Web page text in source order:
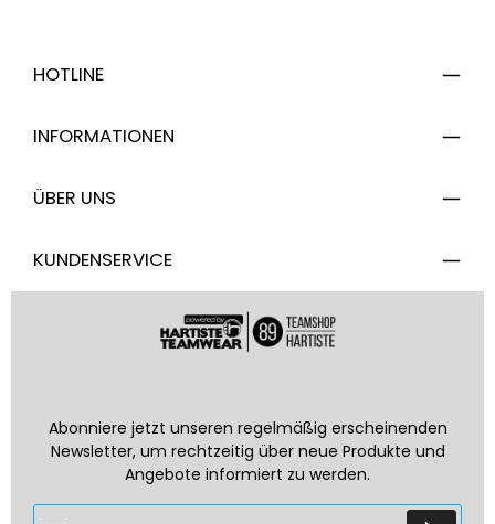
HOTLINE
INFORMATIONEN
ÜBER UNS
KUNDENSERVICE
Abonniere jetzt unseren regelmäßig erscheinenden
Newsletter, um rechtzeitig über neue Produkte und
Angebote informiert zu werden.